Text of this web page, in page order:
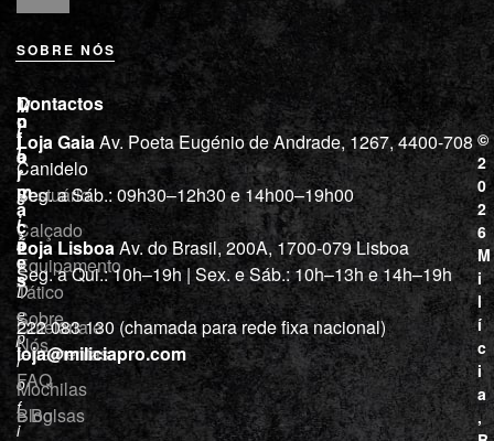
SOBRE NÓS
M
i
l
í
c
i
a
“
D
e
p
r
o
f
i
L
o
j
a
Vestuário
Calçado
Equipamento
Tático
Cutelaria e
ferramentas
Mochilas
e Bolsas
I
n
f
o
r
m
a
ç
õ
e
s
Sobre
Nós
FAQ
Blog
Contactos
Loja GaiaAv. Poeta Eugénio de Andrade, 1267, 4400-708
Canidelo
Seg. a Sáb.: 09h30–12h30 e 14h00–19h00
Loja LisboaAv. do Brasil, 200A, 1700-079 Lisboa
Seg. a Qui.: 10h–19h | Sex. e Sáb.: 10h–13h e 14h–19h
222 083 130 (chamada para rede fixa nacional)
loja@miliciapro.com
©
2
0
2
6
M
i
l
í
c
i
a
,